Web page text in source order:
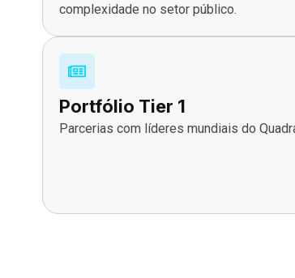
complexidade no setor público.
Portfólio Tier 1
Parcerias com líderes mundiais do